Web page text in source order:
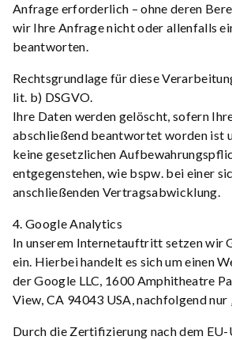
Anfrage erforderlich – ohne deren
wir Ihre Anfrage nicht oder allenfalls
beantworten.
Rechtsgrundlage für diese
lit. b) DSGVO.
Ihre Daten werden gelöscht, sofern
abschließend beantwortet worden ist
keine gesetzlichen
entgegenstehen, wie bspw. bei einer
anschließenden Vertragsabwicklung.
4. Google Analytics
In unserem Internetauftritt setzen wir
ein. Hierbei handelt es sich um einen
der Google LLC, 1600 Amphitheatre
View, CA 94043 USA, nachfolgend nur
Durch die Zertifizierung nach dem EU-